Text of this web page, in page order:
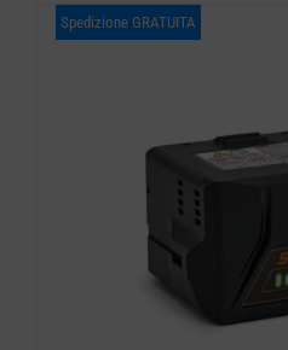
Spedizione GRATUITA